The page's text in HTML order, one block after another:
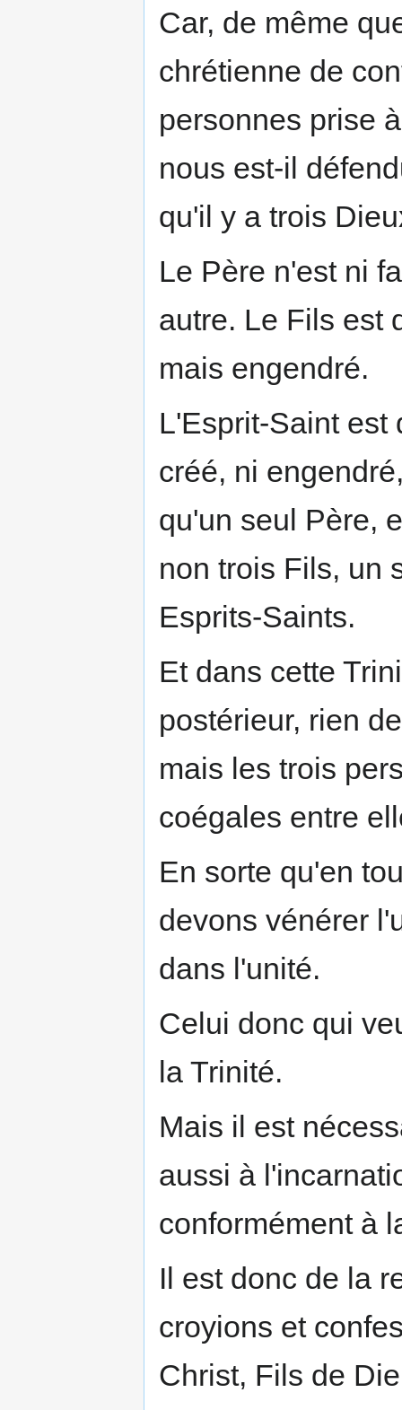
Car, de même
chrétienne de
personnes prise
nous est-il
qu'il y a trois
Le Père n'est ni
autre. Le Fils est
mais engendré.
L'Esprit-Saint est
créé, ni
qu'un seul Père,
non trois Fils, un
Esprits-Saints.
Et dans cette
postérieur, rien
mais les trois
coégales entre
En sorte qu'en
devons vénérer
dans l'unité.
Celui donc qui
la Trinité.
Mais il est
aussi à
conformément à
Il est donc de la
croyions et
Christ, Fils de